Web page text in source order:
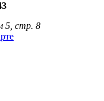
5, стр. 8